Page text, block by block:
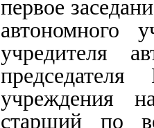
первое
автономного
учредителя
председателя
учрежде­ния
старший по